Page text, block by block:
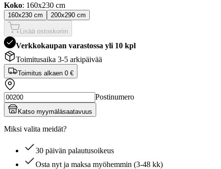
Koko: 160x230 cm
160x230 cm 200x290 cm
Lisää ostoskoriin
Verkkokaupan varastossa yli 10 kpl
Toimitusaika 3-5 arkipäivää
Toimitus alkaen 0 €
Postinumero
Katso myymäläsaatavuus
Miksi valita meidät?
30 päivän palautusoikeus
Osta nyt ja maksa myöhemmin (3-48 kk)